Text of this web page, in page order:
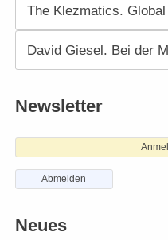
The Klezmatics.
David Giesel. Bei der
Newsletter
Abmelden
Neues